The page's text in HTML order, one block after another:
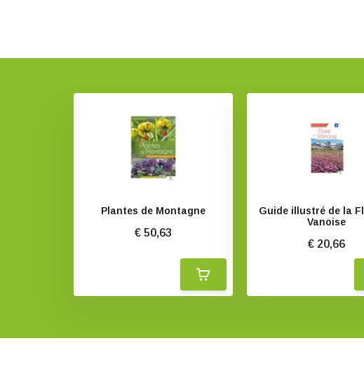
Plantes de Montagne
€ 50,63
Guide illustré de la
Vanoise
€ 20,66